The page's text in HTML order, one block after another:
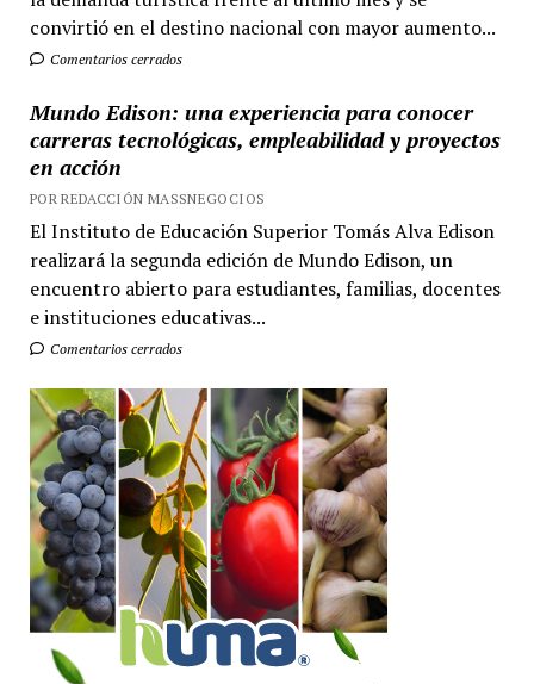
convirtió en el destino nacional con mayor aumento...
Comentarios cerrados
Mundo Edison: una experiencia para conocer
carreras tecnológicas, empleabilidad y proyectos
en acción
POR REDACCIÓN MASSNEGOCIOS
El Instituto de Educación Superior Tomás Alva Edison
realizará la segunda edición de Mundo Edison, un
encuentro abierto para estudiantes, familias, docentes
e instituciones educativas...
Comentarios cerrados